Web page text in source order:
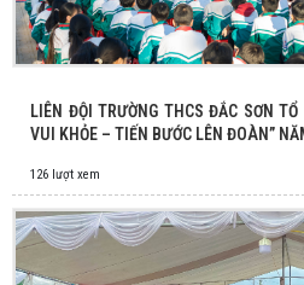
LIÊN ĐỘI TRƯỜNG THCS ĐẮC SƠN TỔ
VUI KHỎE – TIẾN BƯỚC LÊN ĐOÀN”
126 lượt xem